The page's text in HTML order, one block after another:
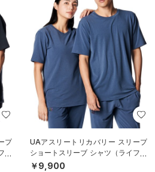
プ
UAアスリートリカバリー スリープ
ショートスリーブ シャツ（ライフス
タイル/UNISEX）
￥9,900